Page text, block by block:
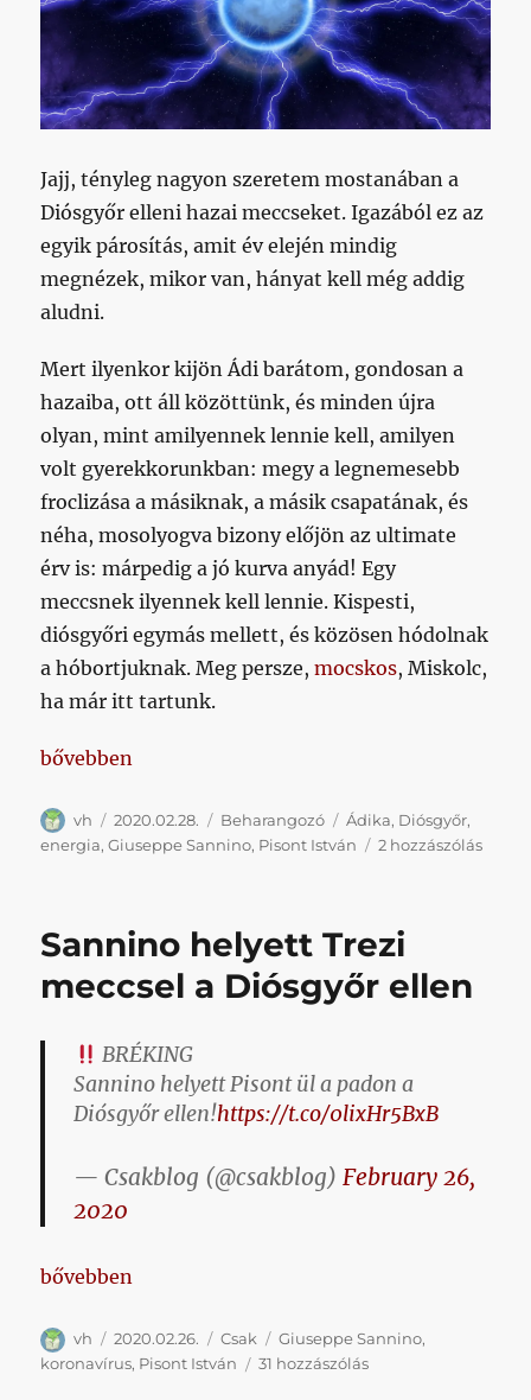
Jajj, tényleg nagyon szeretem mostanában a
Diósgyőr elleni hazai meccseket. Igazából ez az
egyik párosítás, amit év elején mindig
megnézek, mikor van, hányat kell még addig
aludni.
Mert ilyenkor kijön Ádi barátom, gondosan a
hazaiba, ott áll közöttünk, és minden újra
olyan, mint amilyennek lennie kell, amilyen
volt gyerekkorunkban: megy a legnemesebb
froclizása a másiknak, a másik csapatának, és
néha, mosolyogva bizony előjön az ultimate
érv is: márpedig a jó kurva anyád! Egy
meccsnek ilyennek kell lennie. Kispesti,
diósgyőri egymás mellett, és közösen hódolnak
a hóbortjuknak. Meg persze,mocskos, Miskolc,
ha már itt tartunk.
„A kitörésre váró pluszenergia megtalálásához a
bővebben
Szerző
vh Közzétéve
2020.02.28. Kategória
Beharangozó Címke
Ádika, Diósgyőr,
energia,Giuseppe Sannino, Pisont István 2 hozzászólásA
Sannino helyett Trezi
meccsel a Diósgyőr ellen
BRÉKING
Sannino helyett Pisont ül a padon a
Diósgyőr ellen!https://t.co/0lixHr5BxB
— Csakblog (@csakblog)February 26,
2020
„Sannino helyett Trezi meccsel a Diósgyőr ellen”
bővebben
Szerző
vh Közzétéve
2020.02.26. Kategória
Csak Címke
Giuseppe Sannino,
koronavírus, Pisont István 31 hozzászólásSannino